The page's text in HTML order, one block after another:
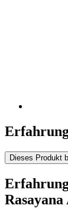
Dieses Produkt